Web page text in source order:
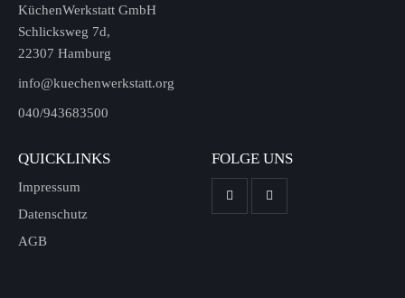
KüchenWerkstatt GmbH
Schlicksweg 7d,
22307 Hamburg
info@kuechenwerkstatt.org
040/943683500
QUICKLINKS
Impressum
Datenschutz
AGB
FOLGE UNS